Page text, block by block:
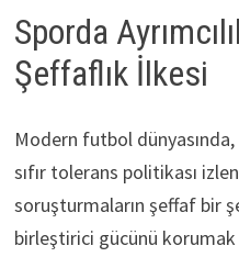
Sporda
Şeffaflık İlkesi
Modern futbol dünyasında,
sıfır tolerans politikası
soruşturmaların şeffaf bir
birleştirici gücünü